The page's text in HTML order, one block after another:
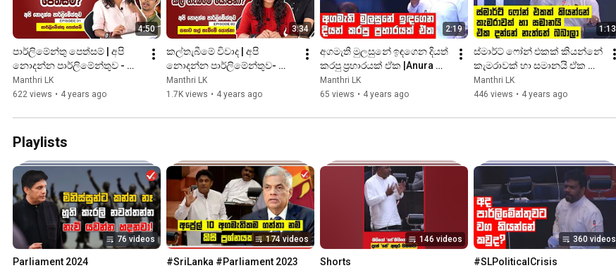
4:50
පාර්ලිමේන්තු පෙත්සම් | අපි
නොදන්න පාර්ලිමේන්තුව -
පළමු දිගහැරුම
Manthri LK
622 views • 4 years ago
3:34
කල්තැබීමේ විවාද | අපි
නොදන්න පාර්ලිමේන්තුව-
දෙවන දිගහැරුම
Manthri LK
1.7K views • 4 years ago
2:19
අගමැති මුලසුනේ ඉඳගෙන දියත්
කරපු ප්‍රහාරයක් ඒක |Anura
Kumara |Parliament
|ManthriLK
Manthri LK
65 views • 4 years ago
1:13
ස්මාර්ට් ෆෝන් එකක් කියන්නේ
කැමරාවක් හා සමානයි ඒක
දන්නේ නැත්තේ බබාලා |
Buddhika Pathirana
Manthri LK
446 views • 4 years ago
Playlists
76 videos
Parliament 2024
174 videos
#SriLanka #Parliament 2023
146 videos
Shorts
360 videos
#SLPoliticalCrisis